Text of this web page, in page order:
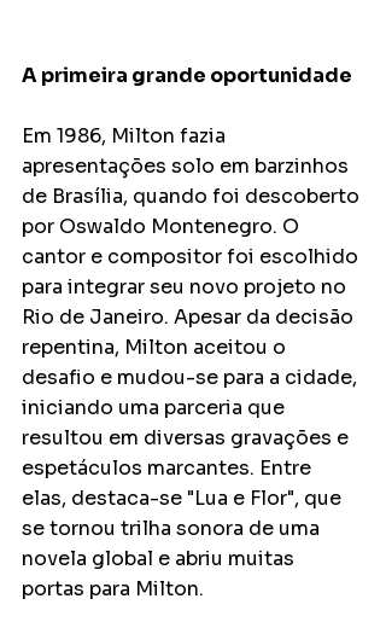
A primeira grande oportunidade
Em 1986, Milton fazia
apresentações solo em barzinhos
de Brasília, quando foi descoberto
por Oswaldo Montenegro. O
cantor e compositor foi escolhido
para integrar seu novo projeto no
Rio de Janeiro. Apesar da decisão
repentina, Milton aceitou o
desafio e mudou-se para a cidade,
iniciando uma parceria que
resultou em diversas gravações e
espetáculos marcantes. Entre
elas, destaca-se "Lua e Flor", que
se tornou trilha sonora de uma
novela global e abriu muitas
portas para Milton.